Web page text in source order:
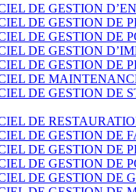
DE GESTION
DE GESTION DE
DE GESTION DE
DE GESTION
DE GESTION DE
DE
DE GESTION DE
DE
DE GESTION DE
DE GESTION DE
DE GESTION DE
DE GESTION DE